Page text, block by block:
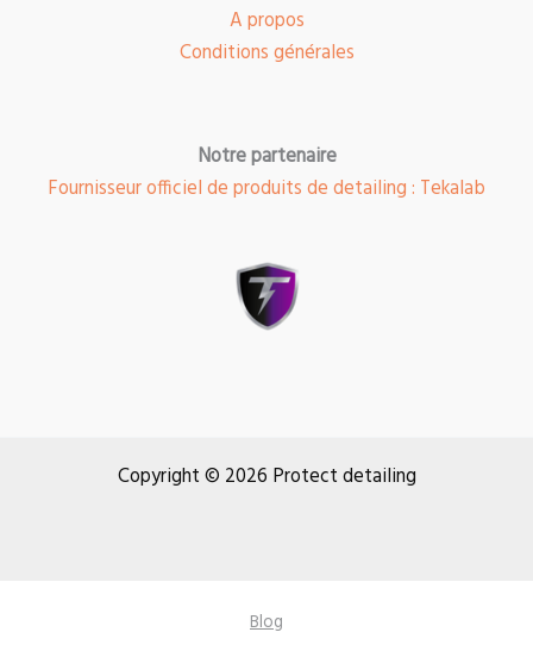
A propos
Conditions générales
Notre partenaire
Fournisseur officiel de produits de detailing : Tekalab
Copyright © 2026 Protect detailing
Blog